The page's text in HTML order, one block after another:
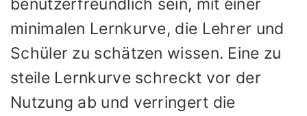
minimalen Lernkurve, die Lehrer und
Schüler zu schätzen wissen. Eine zu
steile Lernkurve schreckt vor der
Nutzung ab und verringert die